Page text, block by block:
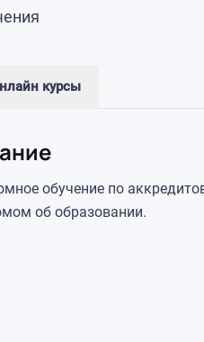
курсы
обучение по
об образовании.